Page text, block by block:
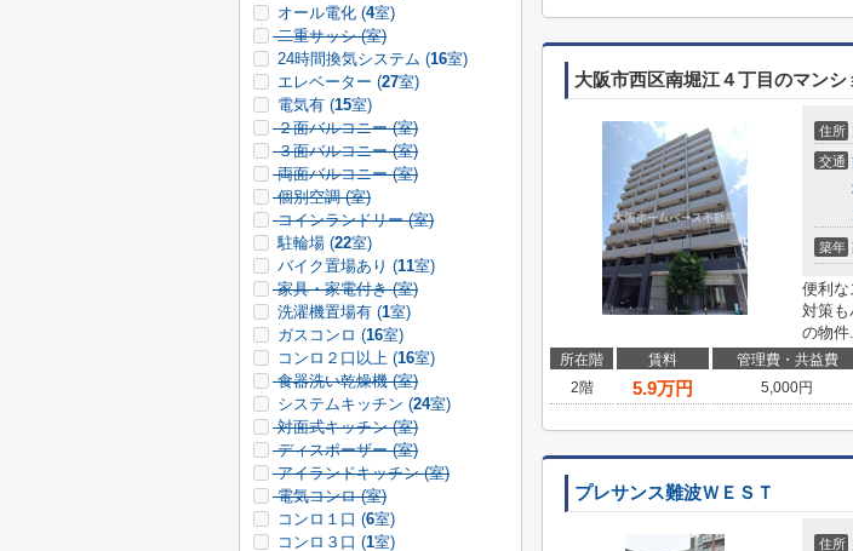
大阪市西区南堀江４丁目のマンシ
住所
交通
築年
便利な
対策も
の物件
所在階 賃料 管理費・共益費
2階
5.9万円 5,000円
プレサンス難波ＷＥＳＴ
住所
オール電化 (4室)
二重サッシ (室)
24時間換気システム (16室)
エレベーター (27室)
電気有 (15室)
２面バルコニー (室)
３面バルコニー (室)
両面バルコニー (室)
個別空調 (室)
コインランドリー (室)
駐輪場 (22室)
バイク置場あり (11室)
家具・家電付き (室)
洗濯機置場有 (1室)
ガスコンロ (16室)
コンロ２口以上 (16室)
食器洗い乾燥機 (室)
システムキッチン (24室)
対面式キッチン (室)
ディスポーザー (室)
アイランドキッチン (室)
電気コンロ (室)
コンロ１口 (6室)
コンロ３口 (1室)